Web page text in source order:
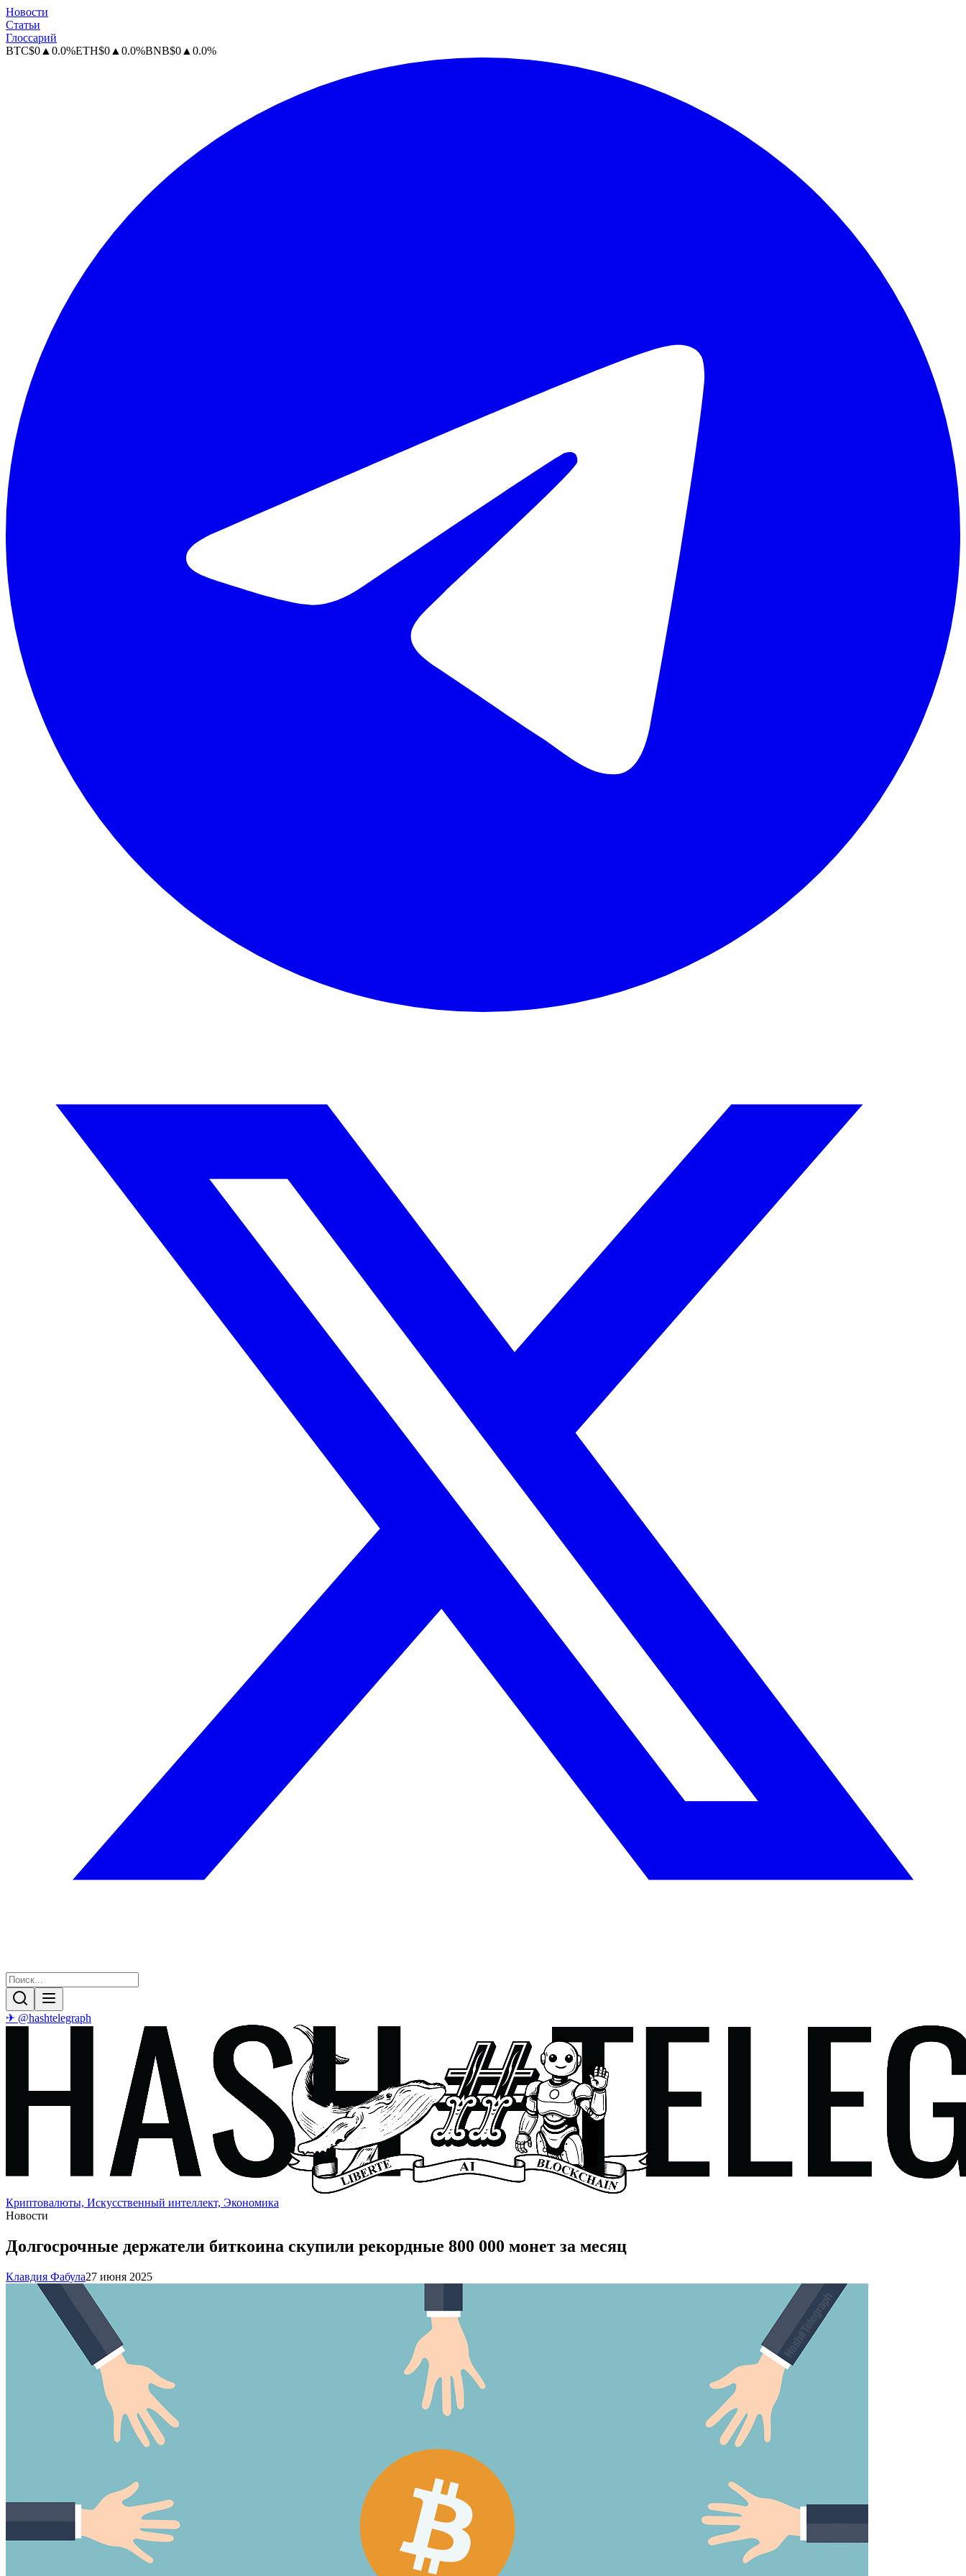
Новости
Статьи
Глоссарий
BTC$0 ▲ 0.0%ETH$0 ▲ 0.0%BNB$0 ▲ 0.0%
✈ @hashtelegraph
Криптовалюты, Искусственный интеллект, Экономика
Новости
Долгосрочные держатели биткоина скупили рекордные 800 000 монет за месяц
Клавдия Фабула27 июня 2025